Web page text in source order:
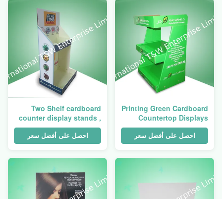
Printing Green Cardboard
Countertop Displays
OEM ODM Eco Friendly
احصل على أفضل سعر
Two Shelf cardboard
counter display stands ,
pos counter display To
Selling Madicine
احصل على أفضل سعر